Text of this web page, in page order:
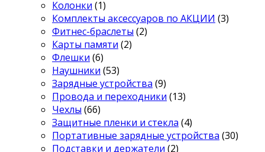
Колонки (1)
Комплекты аксессуаров по АКЦИИ (3)
Фитнес-браслеты (2)
Карты памяти (2)
Флешки (6)
Наушники (53)
Зарядные устройства (9)
Провода и переходники (13)
Чехлы (66)
Защитные пленки и стекла (4)
Портативные зарядные устройства (30)
Подставки и держатели (2)